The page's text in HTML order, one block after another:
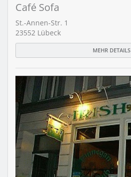
Café Sofa
St.-Annen-Str. 1
23552 Lübeck
MEHR DETAILS